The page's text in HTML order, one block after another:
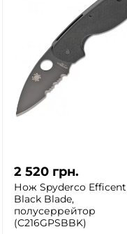
2 520 грн.
Нож Spyderco Efficent
Black Blade,
полусеррейтор
(C216GPSBBK)